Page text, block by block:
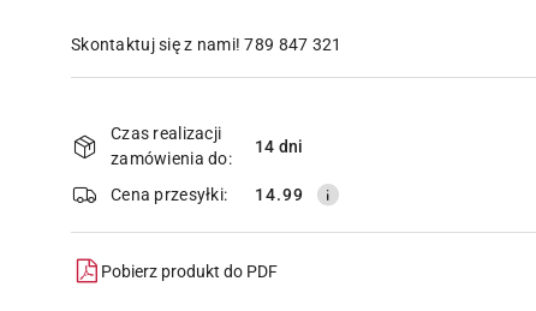
Skontaktuj się z nami! 789 847 321
i
dostawa
Czas realizacji
zamówienia do:
14 dni
Cena przesyłki: 14.99
Pobierz produkt do PDF